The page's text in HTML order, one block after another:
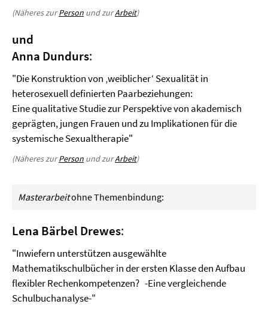
(Näheres zurPerson und zurArbeit)
und
Anna Dundurs:
"Die Konstruktion von ‚weiblicher‘ Sexualität in
heterosexuell definierten Paarbeziehungen:
Eine qualitative Studie zur Perspektive von akademisch
geprägten, jungen Frauen und zu Implikationen für die
systemische Sexualtherapie"
(Näheres zurPerson und zurArbeit)
Masterarbeitohne Themenbindung:
Lena Bärbel Drewes:
"Inwiefern unterstützen ausgewählte
Mathematikschulbücher in der ersten Klasse den Aufbau
flexibler Rechenkompetenzen? -Eine vergleichende
Schulbuchanalyse-"